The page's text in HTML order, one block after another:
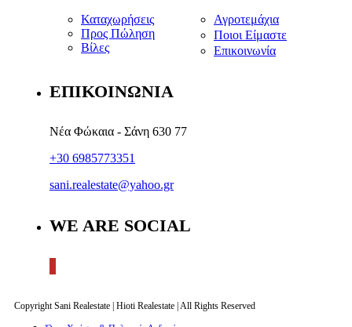
Καταχωρήσεις
Προς Πώληση
Βίλες
Αγροτεμάχια
Ποιοι Είμαστε
Επικοινωνία
ΕΠΙΚΟΙΝΩΝΙΑ
Νέα Φώκαια - Σάνη 630 77
+30 6985773351
sani.realestate@yahoo.gr
WE ARE SOCIAL
Copyright Sani Realestate | Hioti Realestate | All Rights Reserved